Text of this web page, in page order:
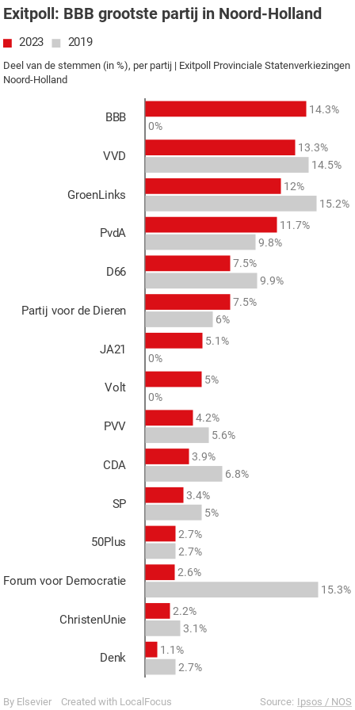
Exitpoll: BBB grootste partij in Noord-Holland
Deel van de stemmen (in %), per partij | Exitpoll Provinciale Statenverkiezingen
Noord-Holland
2023 2019
Source: Ipsos / NOS
Created with LocalFocus
By Elsevier
BBB
VVD
GroenLinks
PvdA
D66
Partij voor de Dieren
JA21
Volt
PVV
CDA
SP
50Plus
Forum voor Democratie
ChristenUnie
Denk
14.3%
0%
13.3%
14.5%
12%
15.2%
11.7%
9.8%
7.5%
9.9%
7.5%
6%
5.1%
0%
5%
0%
4.2%
5.6%
3.9%
6.8%
3.4%
5%
2.7%
2.7%
2.6%
15.3%
2.2%
3.1%
1.1%
2.7%